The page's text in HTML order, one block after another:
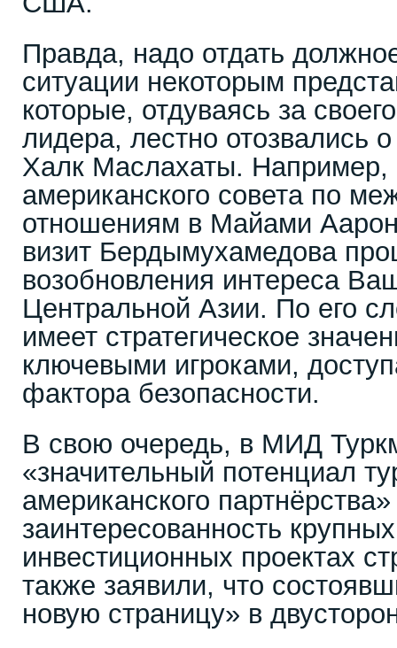
Правда, надо отдать
ситуации некоторым
которые, отдуваясь за
лидера, лестно отозвались
Халк Маслахаты. Например,
американского совета по
отношениям в Майами
визит Бердымухамедова
возобновления интереса
Центральной Азии. По его
имеет стратегическое
ключевыми игроками,
фактора безопасности.
В свою очередь, в МИД
«значительный потенциал
американского
заинтересованность
инвестиционных проектах
также заявили, что
новую страницу» в